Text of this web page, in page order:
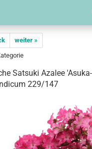
weiter »
Satsuki Azalee
229/147